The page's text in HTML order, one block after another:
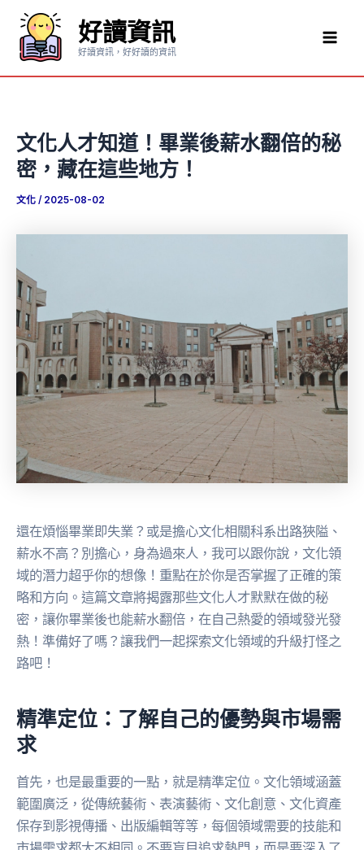
要
好讀資訊
好讀資訊，好好讀的資訊
文化人才知道！畢業後薪水翻倍的秘
密，藏在這些地方！
文化 / 2025-08-02
還在煩惱畢業即失業？或是擔心文化相關科系出路狹隘、
薪水不高？別擔心，身為過來人，我可以跟你說，文化領
域的潛力超乎你的想像！重點在於你是否掌握了正確的策
略和方向。這篇文章將揭露那些文化人才默默在做的秘
密，讓你畢業後也能薪水翻倍，在自己熱愛的領域發光發
熱！準備好了嗎？讓我們一起探索文化領域的升級打怪之
路吧！
精準定位：了解自己的優勢與市場需
求
首先，也是最重要的一點，就是精準定位。文化領域涵蓋
範圍廣泛，從傳統藝術、表演藝術、文化創意、文化資產
保存到影視傳播、出版編輯等等，每個領域需要的技能和